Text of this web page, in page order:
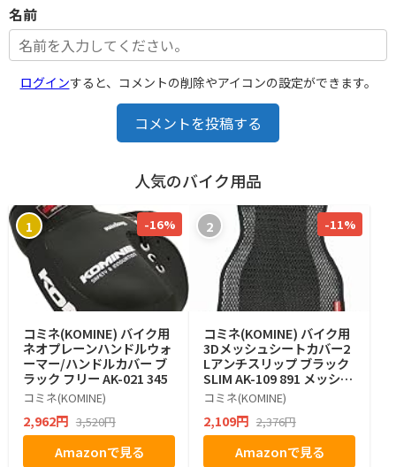
名前
ログインすると、コメントの削除やアイコンの設定ができます。
コメントを投稿する
人気のバイク用品
1 -16%
コミネ(KOMINE) バイク用
ネオプレーンハンドルウォ
ーマー/ハンドルカバー ブ
ラック フリー AK-021 345
コミネ(KOMINE)
2,962円 3,520円
Amazonで見る
2 -11%
コミネ(KOMINE) バイク用
3Dメッシュシートカバー2
Lアンチスリップ ブラック
SLIM AK-109 891 メッシュ
素材
コミネ(KOMINE)
2,109円 2,376円
Amazonで見る